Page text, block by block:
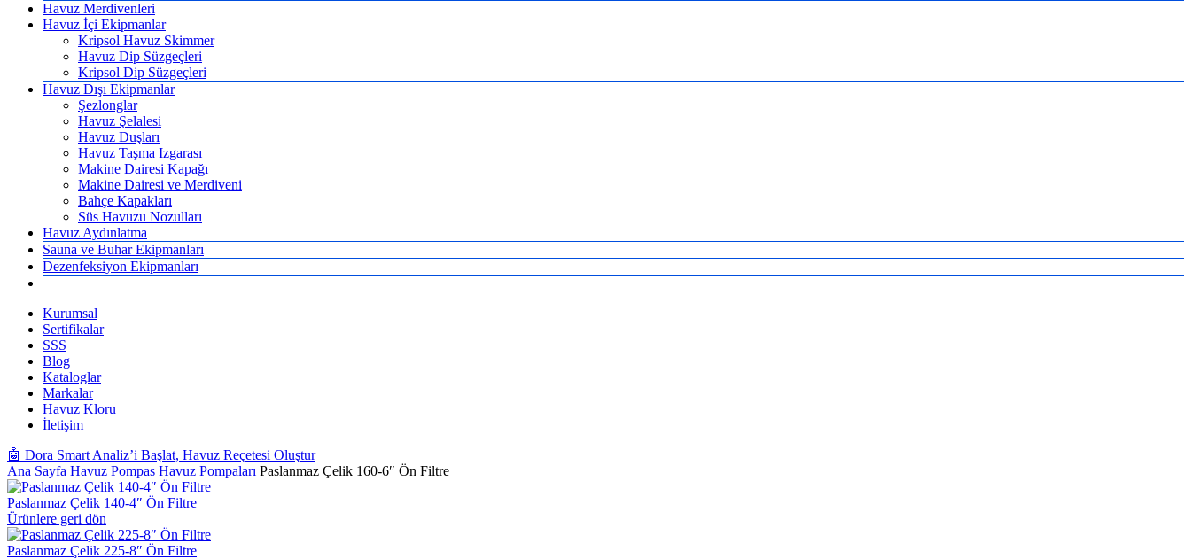
Havuz Merdivenleri
Havuz İçi Ekipmanlar
Kripsol Havuz Skimmer
Havuz Dip Süzgeçleri
Kripsol Dip Süzgeçleri
Havuz Dışı Ekipmanlar
Şezlonglar
Havuz Şelalesi
Havuz Duşları
Havuz Taşma Izgarası
Makine Dairesi Kapağı
Makine Dairesi ve Merdiveni
Bahçe Kapakları
Süs Havuzu Nozulları
Havuz Aydınlatma
Sauna ve Buhar Ekipmanları
Dezenfeksiyon Ekipmanları
Kurumsal
Sertifikalar
SSS
Blog
Kataloglar
Markalar
Havuz Kloru
İletişim
🤖 Dora Smart Analiz’i Başlat, Havuz Reçetesi Oluştur
Ana Sayfa Havuz Pompas Havuz Pompaları Paslanmaz Çelik 160-6″ Ön Filtre
Paslanmaz Çelik 140-4″ Ön Filtre
Ürünlere geri dön
Paslanmaz Çelik 225-8″ Ön Filtre